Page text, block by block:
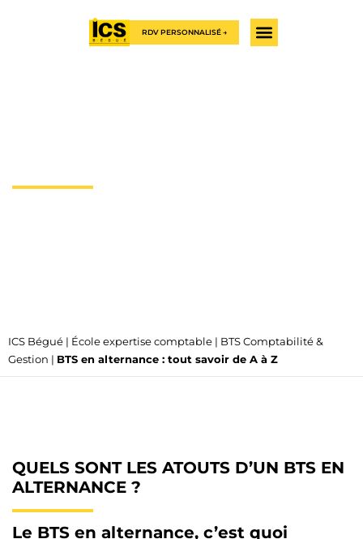
RDV PERSONNALISÉ →
ICS Bégué | École expertise comptable | BTS Comptabilité &
Gestion | BTS en alternance : tout savoir de A à Z
QUELS SONT LES ATOUTS D’UN BTS EN
ALTERNANCE ?
Le BTS en alternance, c’est quoi